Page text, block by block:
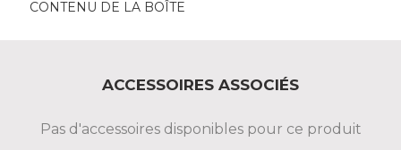
CONTENU DE LA BOÎTE
ACCESSOIRES ASSOCIÉS
Pas d'accessoires disponibles pour ce produit